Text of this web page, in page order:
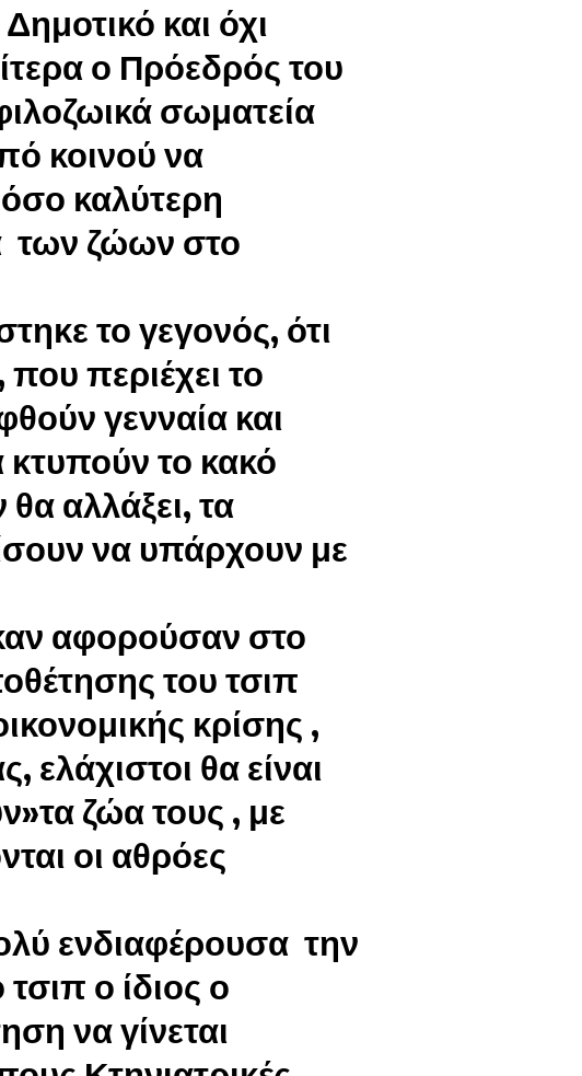
και όχι
ο Πρόεδρός του
σωματεία
κοινού να
καλύτερη
των ζώων στο
το γεγονός, ότι
που περιέχει το
γενναία και
κτυπούν το κακό
θα αλλάξει, τα
να υπάρχουν με
αφορούσαν στο
του τσιπ
κρίσης ,
ελάχιστοι θα είναι
ζώα τους , με
οι αθρόες
ενδιαφέρουσα την
ο ίδιος ο
να γίνεται